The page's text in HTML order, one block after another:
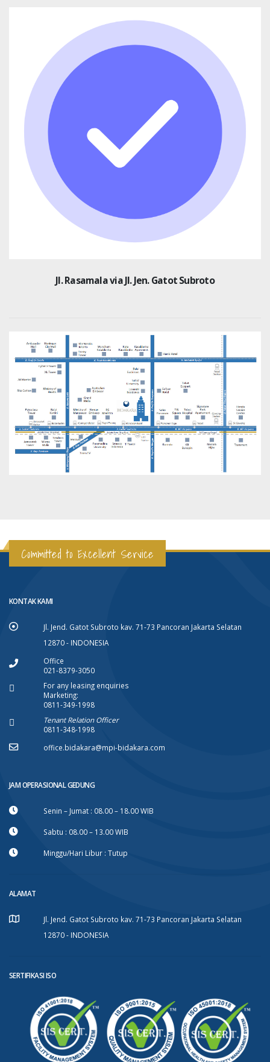
Jl. Rasamala via Jl. Jen. Gatot Subroto
Committed to Excellent Service
KONTAK KAMI
Jl. Jend. Gatot Subroto kav. 71-73 Pancoran Jakarta Selatan
12870 - INDONESIA
Office
021-8379-3050
For any leasing enquiries
Marketing:
0811-349-1998
Tenant Relation Officer
0811-348-1998
office.bidakara@mpi-bidakara.com
JAM OPERASIONAL GEDUNG
Senin – Jumat : 08.00 – 18.00 WIB
Sabtu : 08.00 – 13.00 WIB
Minggu/Hari Libur : Tutup
ALAMAT
Jl. Jend. Gatot Subroto kav. 71-73 Pancoran Jakarta Selatan
12870 - INDONESIA
SERTIFIKASI ISO